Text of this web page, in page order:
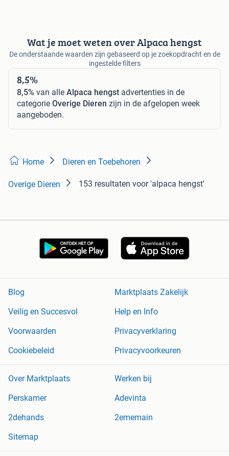
Wat je moet weten over Alpaca hengst
De onderstaande waarden zijn gebaseerd op je zoekopdracht en de
ingestelde filters
8,5%
8,5% van alle Alpaca hengst advertenties in de
categorie Overige Dieren zijn in de afgelopen week
aangeboden.
Home Dieren en Toebehoren
Overige Dieren 153 resultaten voor 'alpaca hengst'
Blog
Marktplaats Zakelijk
Veilig en Succesvol
Help en Info
Voorwaarden
Privacyverklaring
Cookiebeleid
Privacyvoorkeuren
Over Marktplaats
Werken bij
Perskamer
Adevinta
2dehands
2ememain
Sitemap